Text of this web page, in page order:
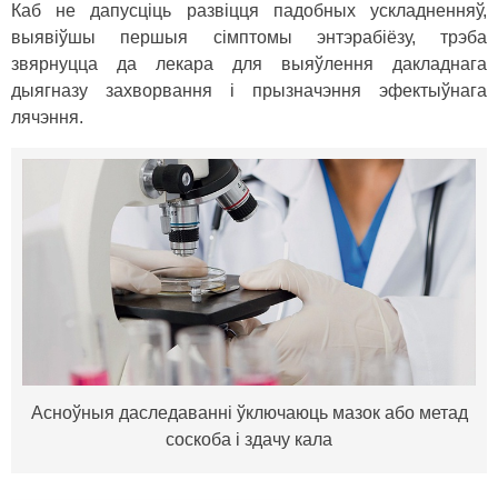
Каб не дапусціць развіцця падобных ускладненняў,
выявіўшы першыя сімптомы энтэрабіёзу, трэба
звярнуцца да лекара для выяўлення дакладнага
дыягназу захворвання і прызначэння эфектыўнага
лячэння.
Асноўныя даследаванні ўключаюць мазок або метад
соскоба і здачу кала